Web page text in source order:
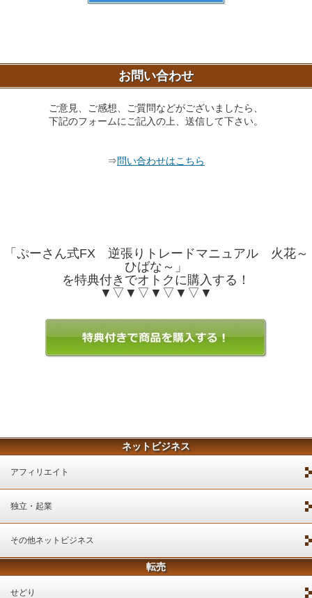
お問い合わせ
ご意見、ご感想、ご質問などがございましたら、
下記のフォームにご記入の上、送信して下さい。
⇒問い合わせはこちら
「ぷーさん式FX 逆張りトレードマニュアル 火花～
ひばな～」
を特典付きでオトクに購入する！
▼▽▼▽▼▽▼▽▼
ネットビジネス
アフィリエイト
独立・起業
その他ネットビジネス
転売
せどり